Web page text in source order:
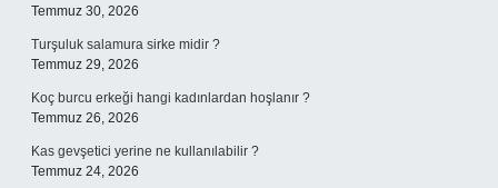
Temmuz 30, 2026
Turşuluk salamura sirke midir ?
Temmuz 29, 2026
Koç burcu erkeği hangi kadınlardan hoşlanır ?
Temmuz 26, 2026
Kas gevşetici yerine ne kullanılabilir ?
Temmuz 24, 2026